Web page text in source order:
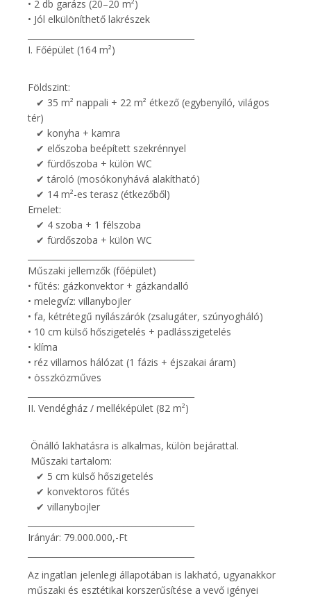
• 2 db garázs (20–20 m²)
• Jól elkülöníthető lakrészek
I. Főépület (164 m²)
Földszint:
✔ 35 m² nappali + 22 m² étkező (egybenyíló, világos
tér)
✔ konyha + kamra
✔ előszoba beépített szekrénnyel
✔ fürdőszoba + külön WC
✔ tároló (mosókonyhává alakítható)
✔ 14 m²-es terasz (étkezőből)
Emelet:
✔ 4 szoba + 1 félszoba
✔ fürdőszoba + külön WC
Műszaki jellemzők (főépület)
• fűtés: gázkonvektor + gázkandalló
• melegvíz: villanybojler
• fa, kétrétegű nyílászárók (zsalugáter, szúnyogháló)
• 10 cm külső hőszigetelés + padlásszigetelés
• klíma
• réz villamos hálózat (1 fázis + éjszakai áram)
• összközműves
II. Vendégház / melléképület (82 m²)
Önálló lakhatásra is alkalmas, külön bejárattal.
Műszaki tartalom:
✔ 5 cm külső hőszigetelés
✔ konvektoros fűtés
✔ villanybojler
Irányár: 79.000.000,-Ft
Az ingatlan jelenlegi állapotában is lakható, ugyanakkor
műszaki és esztétikai korszerűsítése a vevő igényei